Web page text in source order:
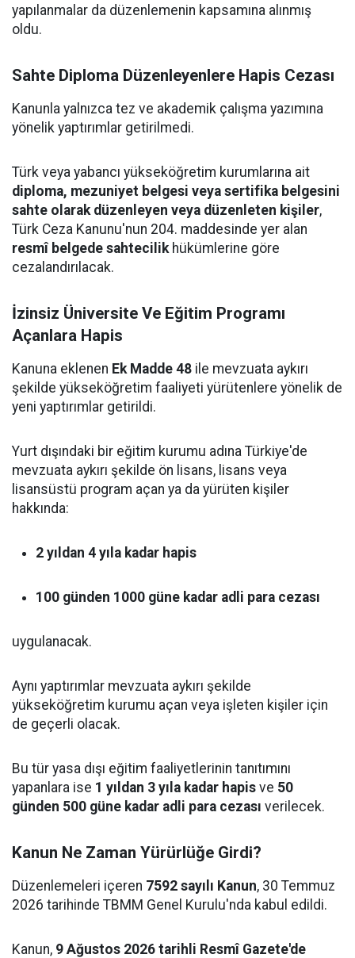
yapılanmalar da düzenlemenin kapsamına alınmış
oldu.
Sahte Diploma Düzenleyenlere Hapis Cezası
Kanunla yalnızca tez ve akademik çalışma yazımına
yönelik yaptırımlar getirilmedi.
Türk veya yabancı yükseköğretim kurumlarına ait
diploma, mezuniyet belgesi veya sertifika belgesini
sahte olarak düzenleyen veya düzenleten kişiler,
Türk Ceza Kanunu'nun 204. maddesinde yer alan
resmî belgede sahtecilikhükümlerine göre
cezalandırılacak.
İzinsiz Üniversite Ve Eğitim Programı
Açanlara Hapis
Kanuna eklenen Ek Madde 48 ile mevzuata aykırı
şekilde yükseköğretim faaliyeti yürütenlere yönelik de
yeni yaptırımlar getirildi.
Yurt dışındaki bir eğitim kurumu adına Türkiye'de
mevzuata aykırı şekilde ön lisans, lisans veya
lisansüstü program açan ya da yürüten kişiler
hakkında:
2 yıldan 4 yıla kadar hapis
100 günden 1000 güne kadar adli para cezası
uygulanacak.
Aynı yaptırımlar mevzuata aykırı şekilde
yükseköğretim kurumu açan veya işleten kişiler için
de geçerli olacak.
Bu tür yasa dışı eğitim faaliyetlerinin tanıtımını
yapanlara ise 1 yıldan 3 yıla kadar hapis ve 50
günden 500 güne kadar adli para cezası verilecek.
Kanun Ne Zaman Yürürlüğe Girdi?
Düzenlemeleri içeren 7592 sayılı Kanun, 30 Temmuz
2026 tarihinde TBMM Genel Kurulu'nda kabul edildi.
Kanun, 9 Ağustos 2026 tarihli Resmî Gazete'de